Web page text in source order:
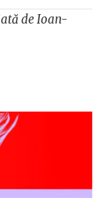
de Ioan-